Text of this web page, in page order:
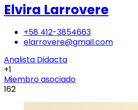
Elvira Larrovere
+58 412-3854663
elarrovere@gmail.com
Analista Didacta
+1
Miembro asociado
162